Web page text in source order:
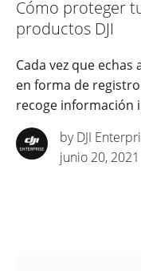
Cómo proteger
productos DJI
Cada vez que
en forma de
recoge información
by DJI
junio 20, 2021